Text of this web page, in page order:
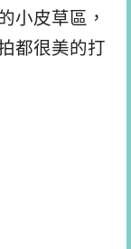
小皮草區，
都很美的打